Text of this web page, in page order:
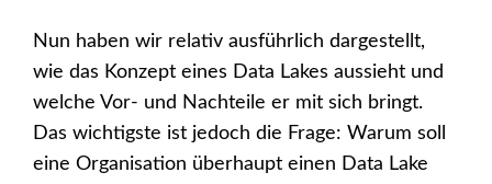
Nun haben wir relativ ausführlich dargestellt,
wie das Konzept eines Data Lakes aussieht und
welche Vor- und Nachteile er mit sich bringt.
Das wichtigste ist jedoch die Frage: Warum soll
eine Organisation überhaupt einen Data Lake